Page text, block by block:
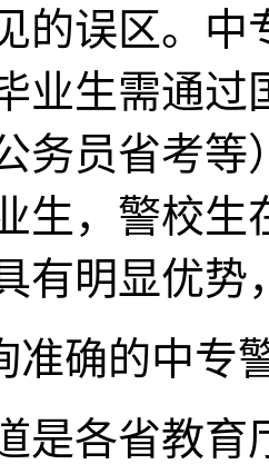
的误区。
业生需通
务员省考等
生，警校​
有明显优势​
准确的中专
是各省教